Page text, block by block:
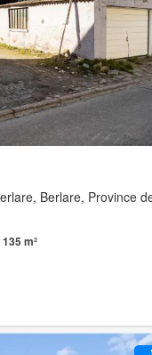
Berlare, Province
135 m²